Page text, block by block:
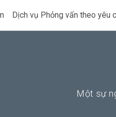
Dịch vụ Phỏng vấn theo yêu
Một sự